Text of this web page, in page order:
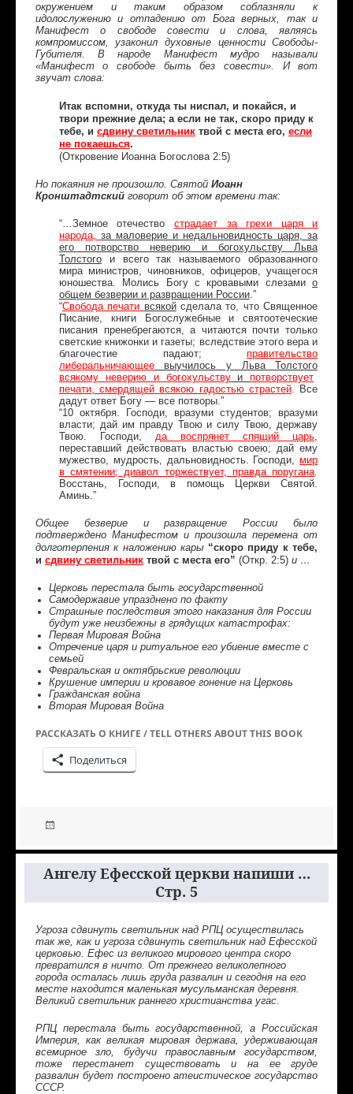
окружением и таким образом соблазняли к
идолослужению и отпадению от Бога верных, так и
Манифест о свободе совести и слова, являясь
компромиссом, узаконил духовные ценности Свободы-
Губителя. В народе Манифест мудро называли
«Манифест о свободе быть без совести». И вот
звучат слова:
Итак вспомни, откуда ты ниспал, и покайся, и
твори прежние дела; а если не так, скоро приду к
тебе, и сдвину светильниктвой с места его, если
не покаешься.
(Откровение Иоанна Богослова 2:5)
Но покаяния не произошло. СвятойИоанн
Кронштадтскийговорит об этом времени так:
“…Земное отечество страдает за грехи царя и
народа, за маловерие и недальновидность царя, за
его потворство неверию и богохульству Льва
Толстогои всего так называемого образованного
мира министров, чиновников, офицеров, учащегося
юношества. Молись Богу с кровавыми слезамио
общем безверии и развращении России.”
“Свобода печати всякойсделала то, что Священное
Писание, книги Богослужебные и святоотеческие
писания пренебрегаются, а читаются почти только
светские книжонки и газеты; вследствие этого вера и
благочестие падают;правительство
либеральничающеевыучилось у Льва Толстого
всякому неверию и богохульствуипотворствует
печати, смердящей всякою гадостью страстей. Все
дадут ответ Богу — все потворы.”
“10 октября. Господи, вразуми студентов; вразуми
власти; дай им правду Твою и силу Твою, державу
Твою. Господи, да воспрянет спящий царь,
переставший действовать властью своею; дай ему
мужество, мудрость, дальновидность. Господи,мир
в смятении; диавол торжествует, правда поругана
Восстань, Господи, в помощь Церкви Святой.
Аминь.”
Общее безверие и развращение России было
подтверждено Манифестом и произошла перемена от
долготерпения к наложению кары “скоро приду к тебе,
и сдвину светильниктвой с места его” (Откр. 2:5) и …
Церковь перестала быть государственной
Самодержавие упразднено по факту
Страшные последствия этого наказания для России
будут уже неизбежны в грядущих катастрофах:
Первая Мировая Война
Отречение царя и ритуальное его убиение вместе с
семьей
Февральская и октябрьские революции
Крушение империи и кровавое гонение на Церковь
Гражданская война
Вторая Мировая Война
РАССКАЗАТЬ О КНИГЕ / TELL OTHERS ABOUT THIS BOOK
Поделиться
Ангелу Ефесской церкви напиши …
Стр. 5
Угроза сдвинуть светильник над РПЦ осуществилась
так же, как и угроза сдвинуть светильник над Ефесской
церковью. Ефес из великого мирового центра скоро
превратился в ничто. От прежнего великолепного
города осталась лишь груда развалин и сегодня на его
месте находится маленькая мусульманская деревня.
Великий светильник раннего христианства угас.
РПЦ перестала быть государственной, а Российская
Империя, как великая мировая держава, удерживающая
всемирное зло, будучи православным государством,
тоже перестанет существовать и на ее груде
развалин будет построено атеистическое государство
СССР.